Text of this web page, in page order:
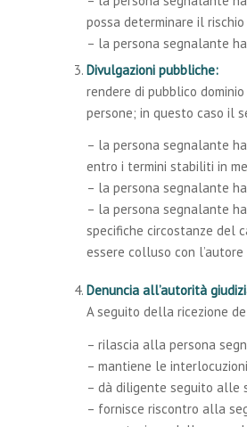
possa determinare il
– la persona segnalante
Divulgazioni pubbliche:
rendere di pubblico
persone; in questo caso il
– la persona segnalante
entro i termini stabiliti in
– la persona segnalante
– la persona segnalante
specifiche circostanze del
essere colluso con
Denuncia all’autorità
A seguito della ricezione
– rilascia alla persona
– mantiene le
– dà diligente seguito alle
– fornisce riscontro alla